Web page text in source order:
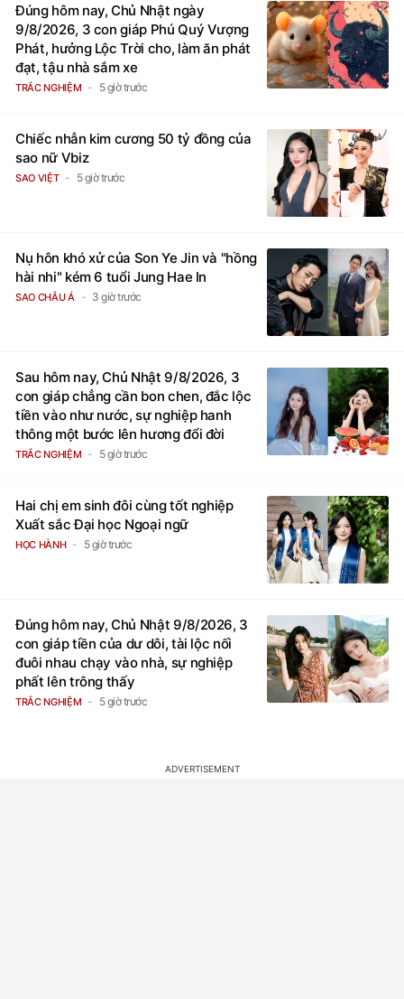
Đúng hôm nay, Chủ Nhật ngày
9/8/2026, 3 con giáp Phú Quý Vượng
Phát, hưởng Lộc Trời cho, làm ăn phát
đạt, tậu nhà sắm xe
TRẮC NGHIỆM 5 giờ trước
Chiếc nhẫn kim cương 50 tỷ đồng của
sao nữ Vbiz
SAO VIỆT 5 giờ trước
Nụ hôn khó xử của Son Ye Jin và "hồng
hài nhi" kém 6 tuổi Jung Hae In
SAO CHÂU Á 3 giờ trước
Sau hôm nay, Chủ Nhật 9/8/2026, 3
con giáp chẳng cần bon chen, đắc lộc
tiền vào như nước, sự nghiệp hanh
thông một bước lên hương đổi đời
TRẮC NGHIỆM 5 giờ trước
Hai chị em sinh đôi cùng tốt nghiệp
Xuất sắc Đại học Ngoại ngữ
HỌC HÀNH 5 giờ trước
Đúng hôm nay, Chủ Nhật 9/8/2026, 3
con giáp tiền của dư dôi, tài lộc nối
đuôi nhau chạy vào nhà, sự nghiệp
phất lên trông thấy
TRẮC NGHIỆM 5 giờ trước